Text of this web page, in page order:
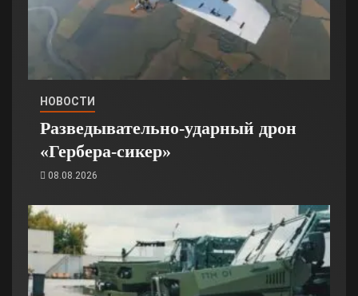
НОВОСТИ
Разведывательно-ударный дрон
«Гербера-сикер»
08.08.2026